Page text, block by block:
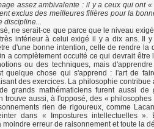
assez ambivalente : il y a ceux qui ont
exclus des meilleures filières pour la
discipline...
ne serait-ce que parce que le niveau
inférieur à celui exigé il y a dix ans. Il
d'une bonne intention, celle de rendre la
a complètement occulté ce qui devrait être
ou des techniques, mais
quelque chose qui s'apprend : l'art de
des exercices. La philosophie contribue
grands mathématiciens furent aussi de
trouve aussi, à l'opposé, des «
rien de rigoureux, comme
dans « Impostures intellectuelles ».
erreur de raisonnement et toute la